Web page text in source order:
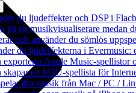
du ljudeffekter och DSP i
på en musikvisualiserare medan
och använder du sömlös
du ljudeffekterna i
exporterar Apple Music-spellistor
skapar en M3U-spellista för
din musik från Mac / PC /